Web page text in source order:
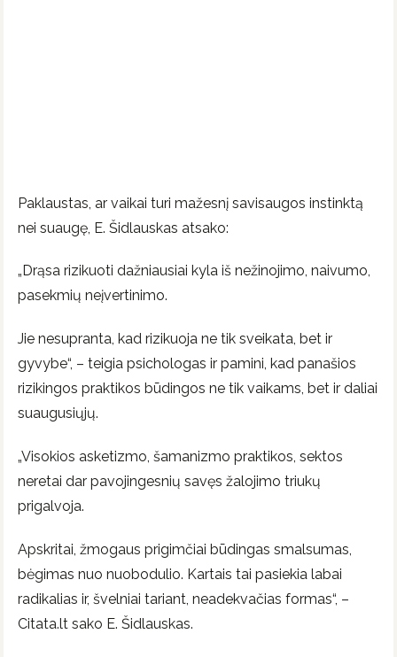
Paklaustas, ar vaikai turi mažesnį savisaugos instinktą
nei suaugę, E. Šidlauskas atsako:
„Drąsa rizikuoti dažniausiai kyla iš nežinojimo, naivumo,
pasekmių neįvertinimo.
Jie nesupranta, kad rizikuoja ne tik sveikata, bet ir
gyvybe“, – teigia psichologas ir pamini, kad panašios
rizikingos praktikos būdingos ne tik vaikams, bet ir daliai
suaugusiųjų.
„Visokios asketizmo, šamanizmo praktikos, sektos
neretai dar pavojingesnių savęs žalojimo triukų
prigalvoja.
Apskritai, žmogaus prigimčiai būdingas smalsumas,
bėgimas nuo nuobodulio. Kartais tai pasiekia labai
radikalias ir, švelniai tariant, neadekvačias formas“, –
Citata.lt sako E. Šidlauskas.